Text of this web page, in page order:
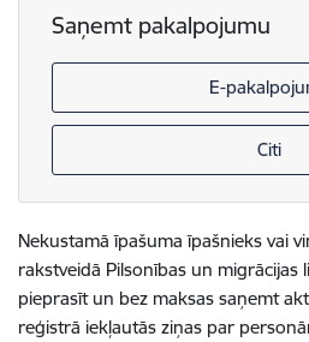
Saņemt pakalpojumu
E-
Citi
Nekustamā īpašuma īpašnieks vai
rakstveidā Pilsonības un migrācijas
pieprasīt un bez maksas saņemt
reģistrā iekļautās ziņas par